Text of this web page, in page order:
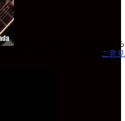
ご質問、ご意見、ご感想はこ
ご意